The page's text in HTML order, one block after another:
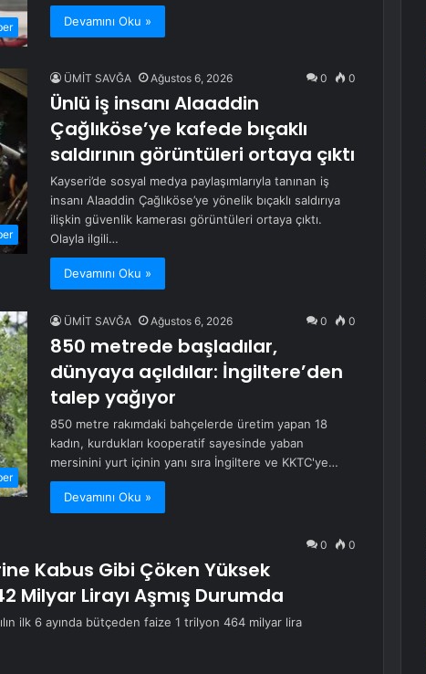
Devamını Oku »
ÜMİT SAVĞA Ağustos 6, 2026 0 0
Ünlü iş insanı Alaaddin
Çağlıköse’ye kafede bıçaklı
saldırının görüntüleri ortaya çıktı
Kayseri’de sosyal medya paylaşımlarıyla tanınan iş
insanı Alaaddin Çağlıköse’ye yönelik bıçaklı saldırıya
ilişkin güvenlik kamerası görüntüleri ortaya çıktı.
Olayla ilgili…
Devamını Oku »
ÜMİT SAVĞA Ağustos 6, 2026 0 0
850 metrede başladılar,
dünyaya açıldılar: İngiltere’den
talep yağıyor
850 metre rakımdaki bahçelerde üretim yapan 18
kadın, kurdukları kooperatif sayesinde yaban
mersinini yurt içinin yanı sıra İngiltere ve KKTC'ye…
Devamını Oku »
0 0
Kabus Gibi Çöken Yüksek
Milyar Lirayı Aşmış Durumda
ilk 6 ayında bütçeden faize 1 trilyon 464 milyar lira